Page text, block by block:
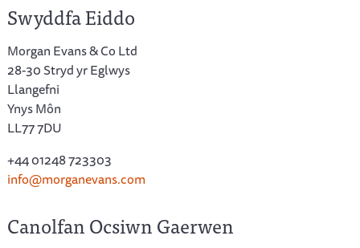
Swyddfa Eiddo
Morgan Evans & Co Ltd
28-30 Stryd yr Eglwys
Llangefni
Ynys Môn
LL77 7DU
+44 01248 723303
info@morganevans.com
Canolfan Ocsiwn Gaerwen